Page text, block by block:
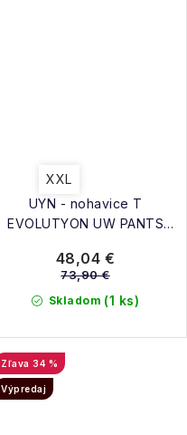
UYN - nohavice T
EVOLUTYON UW PANTS
XXL
Skladom (1 ks)
48,04 €
73,90 €
34 %
Výpredaj